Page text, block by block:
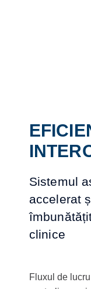
Sistemul
accelerat
clinice
Fluxul de